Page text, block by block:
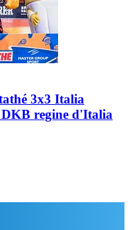
3x3 Italia
regine d'Italia